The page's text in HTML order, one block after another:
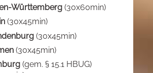
Württemberg (30x60min)
(30x45min)
(30x45min)
(30x45min)
(gem. § 15.1 HBUG)